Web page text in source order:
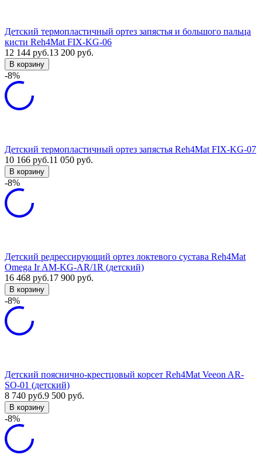
Детский термопластичный ортез запястья и большого пальца
кисти Reh4Mat FIX-KG-06
12 144 руб.13 200 руб.
В корзину
-8%
Детский термопластичный ортез запястья Reh4Mat FIX-KG-07
10 166 руб.11 050 руб.
В корзину
-8%
Детский редрессирующий ортез локтевого сустава Reh4Mat
Omega Ir AM-KG-AR/1R (детский)
16 468 руб.17 900 руб.
В корзину
-8%
Детский пояснично-крестцовый корсет Reh4Mat Veeon AR-
SO-01 (детский)
8 740 руб.9 500 руб.
В корзину
-8%